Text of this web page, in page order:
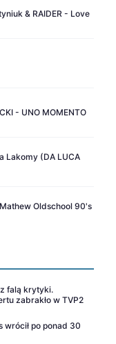
& RAIDER - Love
- UNO MOMENTO
Lakomy (DA LUCA
Oldschool 90's
falą krytyki.
zabrakło w TVP2
wrócił po ponad 30